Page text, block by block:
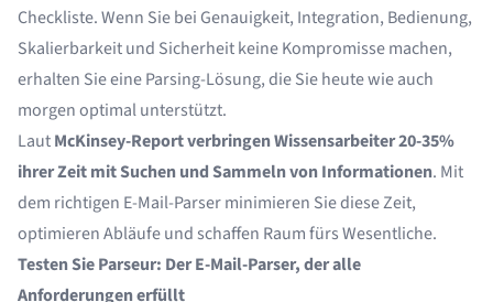
Checkliste. Wenn Sie bei Genauigkeit, Integration, Bedienung,
Skalierbarkeit und Sicherheit keine Kompromisse machen,
erhalten Sie eine Parsing-Lösung, die Sie heute wie auch
morgen optimal unterstützt.
LautMcKinsey-Reportverbringen Wissensarbeiter 20-35%
ihrer Zeit mit Suchen und Sammeln von Informationen. Mit
dem richtigen E-Mail-Parser minimieren Sie diese Zeit,
optimieren Abläufe und schaffen Raum fürs Wesentliche.
Testen Sie Parseur: Der E-Mail-Parser, der alle
Anforderungen erfüllt